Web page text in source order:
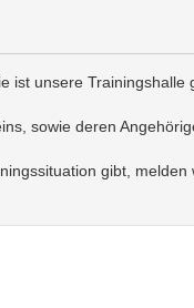
ist unsere Trainingshalle
sowie deren
gibt, melden